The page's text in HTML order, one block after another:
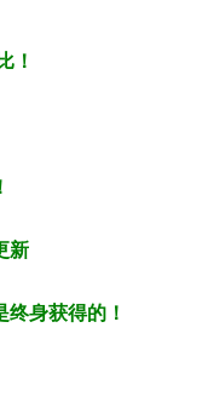
！
新
身获得的！